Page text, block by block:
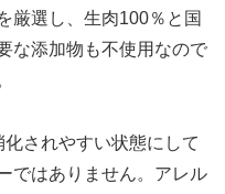
厳選し、生肉100％と国
な添加物も不使用なので
されやすい状態にして
ではありません。アレル